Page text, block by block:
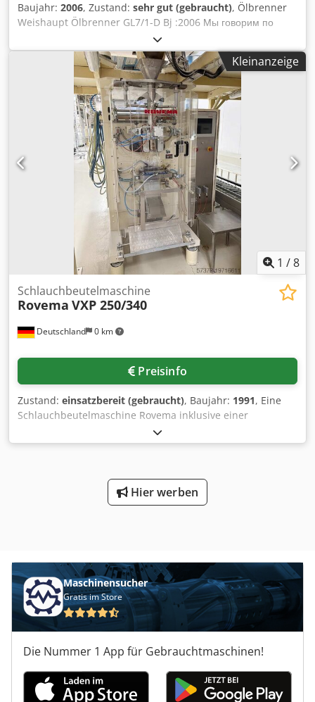
Baujahr: 2006, Zustand: sehr gut (gebraucht), Ölbrenner
Weishaupt Ölbrenner GL7/1-D Bj :2006 Мы говорим по
русски! Besichtigung bitte nur nach telefonische
Absprache! Bevorzugter Verkauf an Händler,
Gewerbetreibende oder Export. Alle Angaben ohne
Gewähr, Irrtum und Zwischenverkauf vorbehalten. Der
Verkäufer übernimmt keine Haftung für Tipp und
Datenübermittlungsfehler. Gern nehmen wir Ihren
Gebrauchtkessel oder Brenner in kauf! Selbstverständlich
erledigen wir auch sämtliche Formalitäten Cedpfx Aaei Atc
Hsmjrf Verladung möglich
Kleinanzeige
1 /8
Deutschland 0 km
Schlauchbeutelmaschine
Rovema VXP 250/340
Preisinfo
Zustand: einsatzbereit (gebraucht), Baujahr: 1991, Eine
Schlauchbeutelmaschine Rovema inklusive einer
Mehrkopfwaage Ishida CCW-S-211 steht zur Verfügung.
Verpackungsleistung: 80 Beutel/min, Beuteldimensionen
2000mm/1450mm/1850mm, Gewicht: ca. 1200kg,
Betriebsstunden: 14607h. Dokumentation vorhanden. Eine
Hier werben
Maschinensucher
Gratis im Store
Die Nummer 1 App für Gebrauchtmaschinen!